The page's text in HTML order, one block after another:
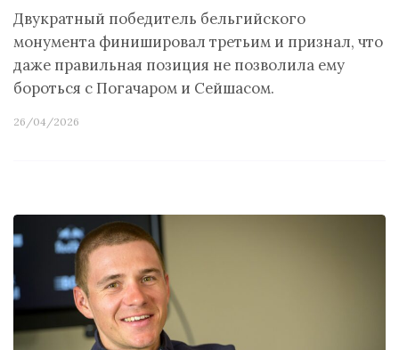
Двукратный победитель бельгийского
монумента финишировал третьим и признал, что
даже правильная позиция не позволила ему
бороться с Погачаром и Сейшасом.
26/04/2026